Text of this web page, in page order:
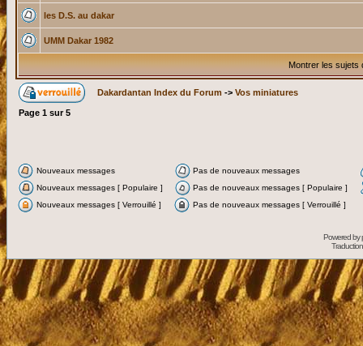
les D.S. au dakar
UMM Dakar 1982
Montrer les sujets
Dakardantan Index du Forum -> Vos miniatures
Page 1 sur5
Nouveaux messages
Pas de nouveaux messages
Nouveaux messages [ Populaire ]
Pas de nouveaux messages [ Populaire ]
Nouveaux messages [ Verrouillé ]
Pas de nouveaux messages [ Verrouillé ]
Powered by